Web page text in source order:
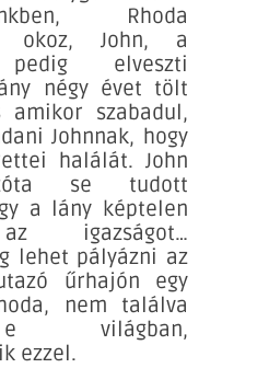
Rhoda
okoz, John, a
pedig elveszti
négy évet tölt
amikor szabadul,
Johnnak, hogy
halálát. John
se tudott
a lány képtelen
igazságot…
lehet pályázni az
űrhajón egy
nem találva
világban,
ezzel.